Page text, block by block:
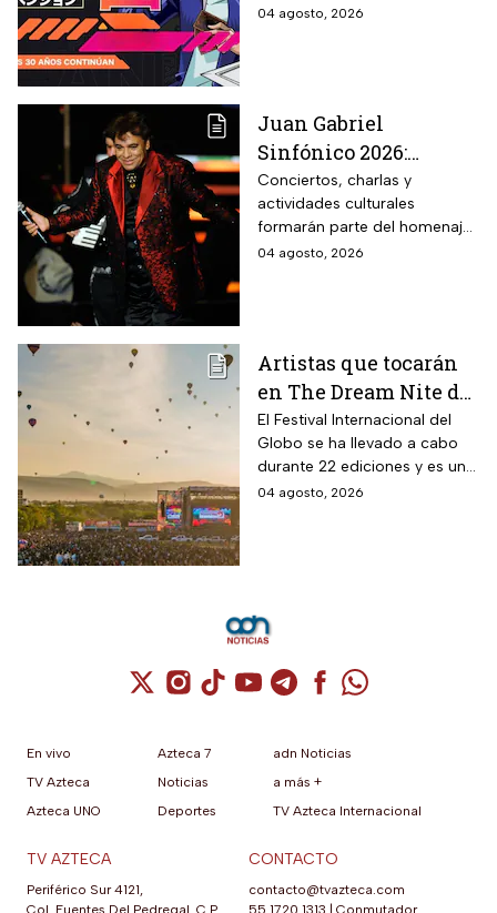
del país
04 agosto, 2026
Juan Gabriel
Sinfónico 2026:
¿Cuándo y dónde será
el aniversario
luctuoso del Divo de
Juárez?
Conciertos, charlas y
actividades culturales
formarán parte del homenaje
que recordará el legado del
04 agosto, 2026
Artistas que tocarán
en The Dream Nite del
Festival
Internacional del
Globo 2026
El Festival Internacional del
Globo se ha llevado a cabo
durante 22 ediciones y es uno
de los espectáculos masivos
04 agosto, 2026
Cuenta de X / Twitter (se abre en una
Cuenta de Instagram (se abre en una
Cuenta de TikTok (se abre en
Cuenta de YouTube (se abre
Cuenta de Telegram (se
Cuenta de
Cuenta de
En vivo
TV Azteca
Azteca UNO
Azteca 7
Noticias
Deportes
adn Noticias
a más +
TV Azteca Internacional
TV AZTECA
Periférico Sur 4121,
Col. Fuentes Del Pedregal, C.P.
CONTACTO
contacto@tvazteca.com
55 1720 1313
Conmutador